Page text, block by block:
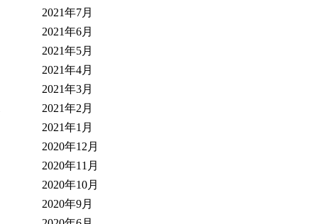
2021年7月
2021年6月
2021年5月
2021年4月
2021年3月
2021年2月
2021年1月
2020年12月
2020年11月
2020年10月
2020年9月